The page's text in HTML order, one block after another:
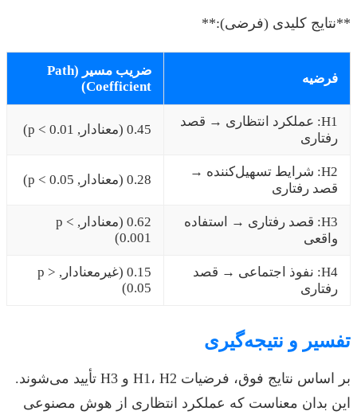
**نتایج کلیدی (فرضی):**
فرضیه
ضریب مسیر (Path
Coefficient)
H1: عملکرد انتظاری → قصد
رفتاری
0.45 (معنادار, p < 0.01)
H2: شرایط تسهیل‌کننده →
قصد رفتاری
0.28 (معنادار, p < 0.05)
H3: قصد رفتاری → استفاده
واقعی
0.62 (معنادار, p <
0.001)
H4: نفوذ اجتماعی → قصد
رفتاری
0.15 (غیرمعنادار, p >
0.05)
تفسیر و نتیجه‌گیری
بر اساس نتایج فوق، فرضیات H1، H2 و H3 تأیید می‌شوند.
این بدان معناست که عملکرد انتظاری از هوش مصنوعی